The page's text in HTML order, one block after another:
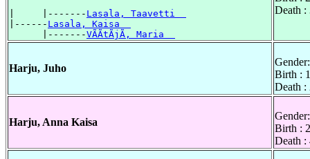
|     |------- Lasala, Taavetti
|------ Lasala, Kaisa
      |-------
VÃÃtÃjÃ, Maria
Death :
Harju, Juho
Birth :
Death :
Harju, Anna Kaisa
Birth :
Death :